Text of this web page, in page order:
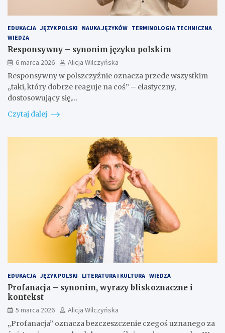
EDUKACJA JĘZYK POLSKI NAUKA JĘZYKÓW TERMINOLOGIA TECHNICZNA
WIEDZA
Responsywny – synonim języku polskim
6 marca 2026
Alicja Wilczyńska
Responsywny w polszczyźnie oznacza przede wszystkim
„taki, który dobrze reaguje na coś” – elastyczny,
dostosowujący się,…
Czytaj dalej
EDUKACJA JĘZYK POLSKI LITERATURA I KULTURA WIEDZA
Profanacja – synonim, wyrazy bliskoznaczne i
kontekst
5 marca 2026
Alicja Wilczyńska
„Profanacja” oznacza bezczeszczenie czegoś uznanego za